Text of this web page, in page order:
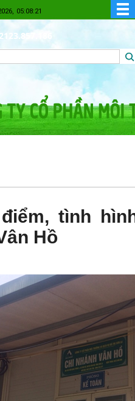
05:08:22
tình
Hồ